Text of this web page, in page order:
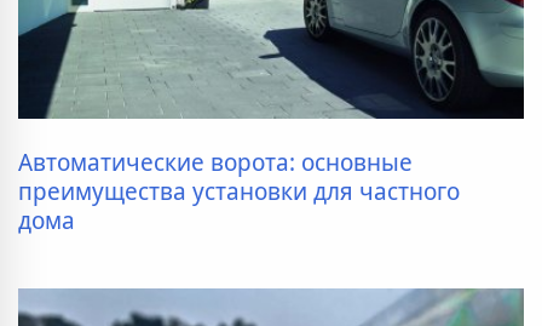
Автоматические ворота: основные
преимущества установки для частного
дома